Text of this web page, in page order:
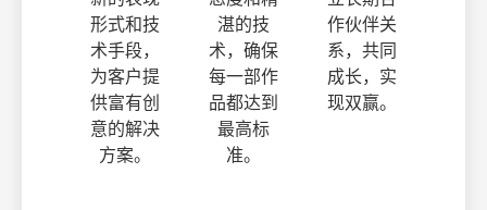
形式和技
术手段，
为客户提
供富有创
意的解决
方案。
湛的技
术，确保
每一部作
品都达到
最高标
准。
作伙伴关
系，共同
成长，实
现双赢。